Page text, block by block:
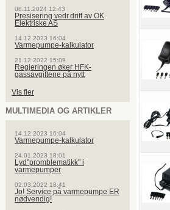
08.11.2024 12:43
Presisering vedr.drift av OK
Elektriske AS
14.12.2023 16:04
Varmepumpe-kalkulator
21.12.2022 15:09
Regjeringen øker HFK-
gassavgiftene på nytt
Vis fler
MULTIMEDIA OG ARTIKLER
14.12.2023 16:04
Varmepumpe-kalkulator
24.01.2023 18:01
Lyd"promblematikk" i
varmepumper
02.03.2022 18:41
Jo! Service på varmepumpe ER
nødvendig!